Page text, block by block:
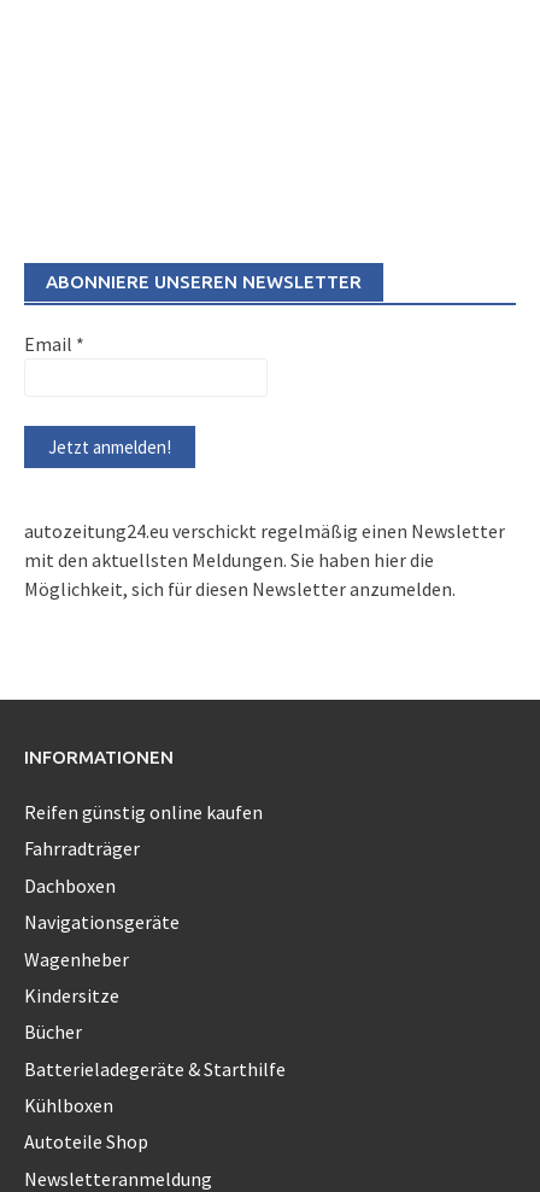
ABONNIERE UNSEREN NEWSLETTER
Email *
autozeitung24.eu verschickt regelmäßig einen Newsletter
mit den aktuellsten Meldungen. Sie haben hier die
Möglichkeit, sich für diesen Newsletter anzumelden.
INFORMATIONEN
Reifen günstig online kaufen
Fahrradträger
Dachboxen
Navigationsgeräte
Wagenheber
Kindersitze
Bücher
Batterieladegeräte & Starthilfe
Kühlboxen
Autoteile Shop
Newsletteranmeldung